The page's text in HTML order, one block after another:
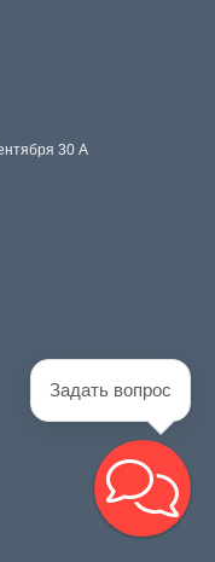
30 А
Задать вопрос